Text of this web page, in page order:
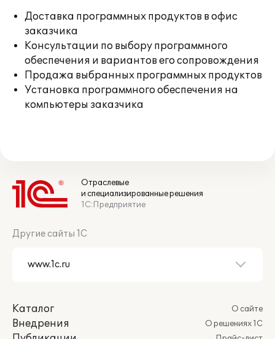
Доставка программных продуктов в офис
заказчика
Консультации по выбору программного
обеспечения и вариантов его сопровождения
Продажа выбранных программных продуктов
Установка программного обеспечения на
компьютеры заказчика
Отраслевые
и специализированные решения
1С:Предприятие
Другие сайты 1С
Каталог
Внедрения
О сайте
О решениях 1С